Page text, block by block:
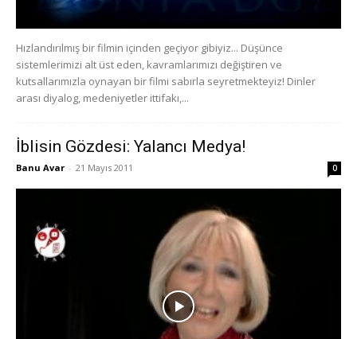
Hızlandırılmış bir filmin içinden geçiyor gibiyiz... Düşünce
sistemlerimizi alt üst eden, kavramlarımızı değiştiren ve
kutsallarımızla oynayan bir filmi sabırla seyretmekteyiz! Dinler
arası diyalog, medeniyetler ittifakı,...
İblisin Gözdesi: Yalancı Medya!
Banu Avar - 21 Mayıs 2011 0